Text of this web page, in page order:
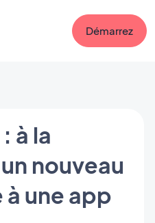
Démarrez
à la
nouveau
une app